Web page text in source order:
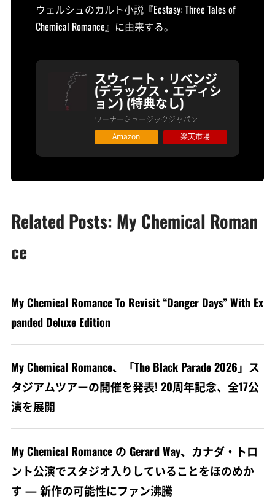
ウェルシュのカルト小説『Ecstasy: Three Tales of
Chemical Romance』に由来する。
スウィート・リベンジ
(デラックス・エディシ
ョン) (特典なし)
ワーナーミュージックジャパン
Amazon 楽天市場
Related Posts: My Chemical Roman
ce
My Chemical Romance To Revisit “Danger Days” With Ex
panded Deluxe Edition
My Chemical Romance、「The Black Parade 2026」ス
タジアムツアーの開催を発表! 20周年記念、全17公
演を展開
My Chemical Romance の Gerard Way、カナダ・トロ
ント公演でスタジオ入りしていることをほのめか
す — 新作の可能性にファン沸騰